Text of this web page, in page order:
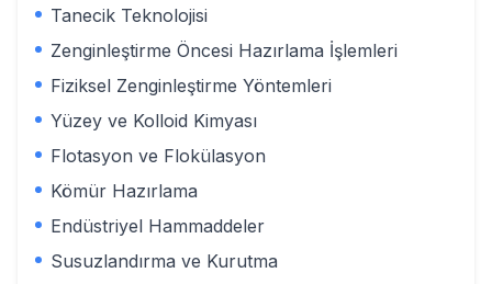
Tanecik Teknolojisi
Zenginleştirme Öncesi Hazırlama İşlemleri
Fiziksel Zenginleştirme Yöntemleri
Yüzey ve Kolloid Kimyası
Flotasyon ve Flokülasyon
Kömür Hazırlama
Endüstriyel Hammaddeler
Susuzlandırma ve Kurutma